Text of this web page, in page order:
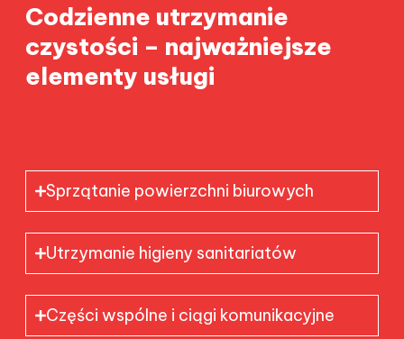
Codzienne utrzymanie
czystości – najważniejsze
elementy usługi
Sprzątanie powierzchni biurowych
Utrzymanie higieny sanitariatów
Części wspólne i ciągi komunikacyjne